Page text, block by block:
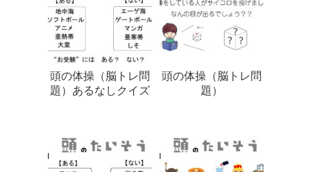
頭の体操（脳トレ問
題）あるなしクイズ
頭の体操（脳トレ問
題）